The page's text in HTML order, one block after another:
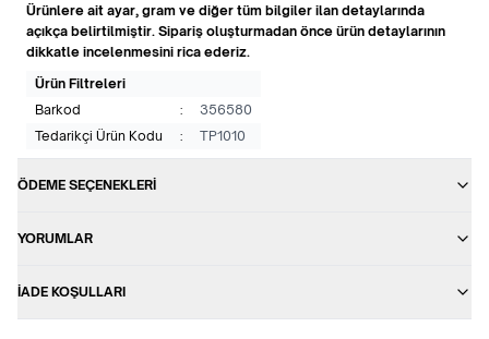
Ürünlere ait ayar, gram ve diğer tüm bilgiler ilan detaylarında
açıkça belirtilmiştir. Sipariş oluşturmadan önce ürün detaylarının
dikkatle incelenmesini rica ederiz.
Ürün Filtreleri
Barkod
:
356580
Tedarikçi Ürün Kodu
: TP1010
ÖDEME SEÇENEKLERI
YORUMLAR
İADE KOŞULLARI